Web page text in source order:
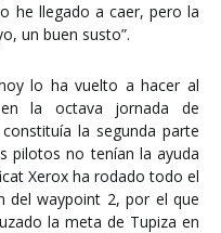
he llegado a caer, pero la
un buen susto”.
lo ha vuelto a hacer al
la octava jornada de
la segunda parte
pilotos no tenían la ayuda
Xerox ha rodado todo el
del waypoint 2, por el que
la meta de Tupiza en